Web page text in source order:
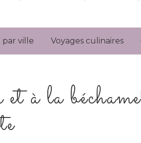
par ville Voyages culinaires
à la